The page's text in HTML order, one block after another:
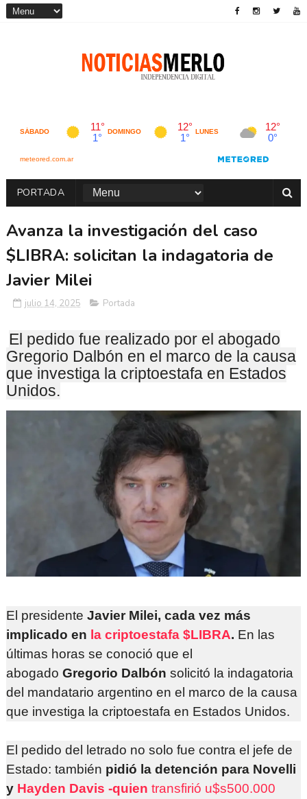
PORTADA
Avanza la investigación del caso
$LIBRA: solicitan la indagatoria de
Javier Milei
julio 14, 2025 Portada
El pedido fue realizado por el abogado
Gregorio Dalbón en el marco de la causa
que investiga la criptoestafa en Estados
Unidos.
El presidente Javier Milei, cada vez más
implicado en la criptoestafa $LIBRA. En las
últimas horas se conoció que el
abogado Gregorio Dalbón solicitó la indagatoria
del mandatario argentino en el marco de la causa
que investiga la criptoestafa en Estados Unidos.
El pedido del letrado no solo fue contra el jefe de
Estado: también pidió la detención para Novelli
y Hayden Davis -quien transfirió u$s500.000